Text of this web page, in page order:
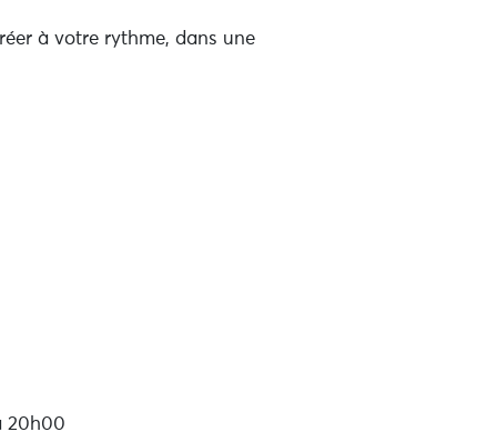
à votre rythme, dans une
l'atelier est à 25€
20h00